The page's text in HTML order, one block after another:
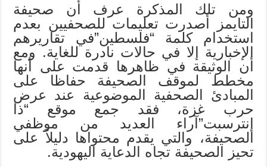
ومن تلك المذكرة عرف أن صحيفة
التايمز أصدرت تعليمات للصحفيين بعدم
استخدام كلمة “فلسطين”في تقاريرهم
الإخبارية إلا في حالات نادرة للغاية. ومع
أن الوثيقة في ظاهرها قدمت على أنها
مخطط لموقف الصحيفة حفاظا على
المبادئ الصحفية الموضوعية عند عرض
حرب غزة، فقد جمع موقع “ذا
إنترسبت”آراء العديد من موظفي
الصحيفة، والتي يقدم محتواها دليلاً على
تحيز الصحيفة تجاه الدعاية اليهودية.